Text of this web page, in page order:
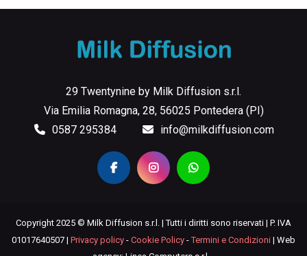
29 Twentynine by Milk Diffusion s.r.l.
Via Emilia Romagna, 28, 56025 Pontedera (PI)
0587 295384
info@milkdiffusion.com
Copyright 2025 © Milk Diffusion s.r.l. | Tutti i diritti sono riservati | P. IVA
01017640507 | Privacy policy - Cookie Policy -Termini e Condizioni | Web